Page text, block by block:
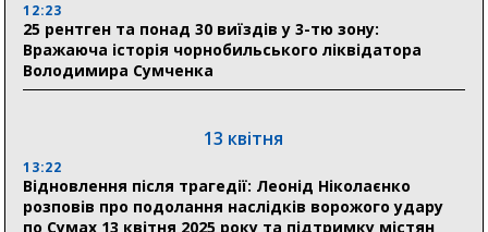
03 серпня
18:54
прифронтової Сумщини: перша група оздоровилася
18:30
Ніколаєнко: у Сумах погодили 115 компенсацій на
12:23
25 рентген та понад 30 виїздів у 3-тю зону:
Вражаюча історія чорнобильського ліквідатора
Володимира Сумченка
13 квітня
13:22
Відновлення після трагедії: Леонід Ніколаєнко
розповів про подолання наслідків ворожого удару
по Сумах 13 квітня 2025 року та підтримку містян